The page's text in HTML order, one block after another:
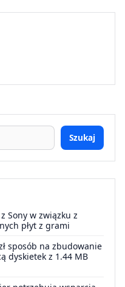
Szukaj
Sony w związku z
płyt z grami
sposób na zbudowanie
dyskietek z 1.44 MB